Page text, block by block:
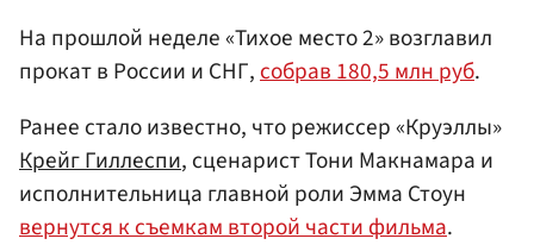
На прошлой неделе «Тихое место 2» возглавил
прокат в России и СНГ, собрав 180,5 млн руб.
Ранее стало известно, что режиссер «Круэллы»
Крейг Гиллеспи, сценарист Тони Макнамара и
исполнительница главной роли Эмма Стоун
вернутся к съемкам второй части фильма.